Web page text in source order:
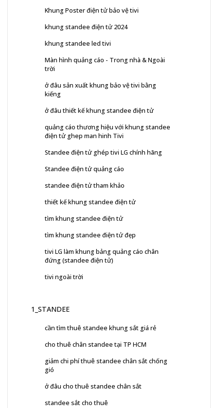
Khung Poster điện tử bảo vệ tivi
khung standee điện tử 2024
khung standee led tivi
Màn hình quảng cáo - Trong nhà & Ngoài
trời
ở đâu sản xuất khung bảo vệ tivi bằng
kiếng
ở đâu thiết kế khung standee điện tử
quảng cáo thương hiệu với khung standee
điện tử ghep man hinh Tivi
Standee điện tử ghép tivi LG chính hãng
Standee điện tử quảng cáo
standee điện tử tham khảo
thiết kế khung standee điện tử
tìm khung standee điện tử
tìm khung standee điện tử đẹp
tivi LG làm khung bảng quảng cáo chân
đứng (standee điện tử)
tivi ngoài trời
1_STANDEE
cần tìm thuê standee khung sắt giá rẻ
cho thuê chân standee tại TP HCM
giảm chi phí thuê standee chân sắt chống
gió
ở đâu cho thuê standee chân sắt
standee sắt cho thuê